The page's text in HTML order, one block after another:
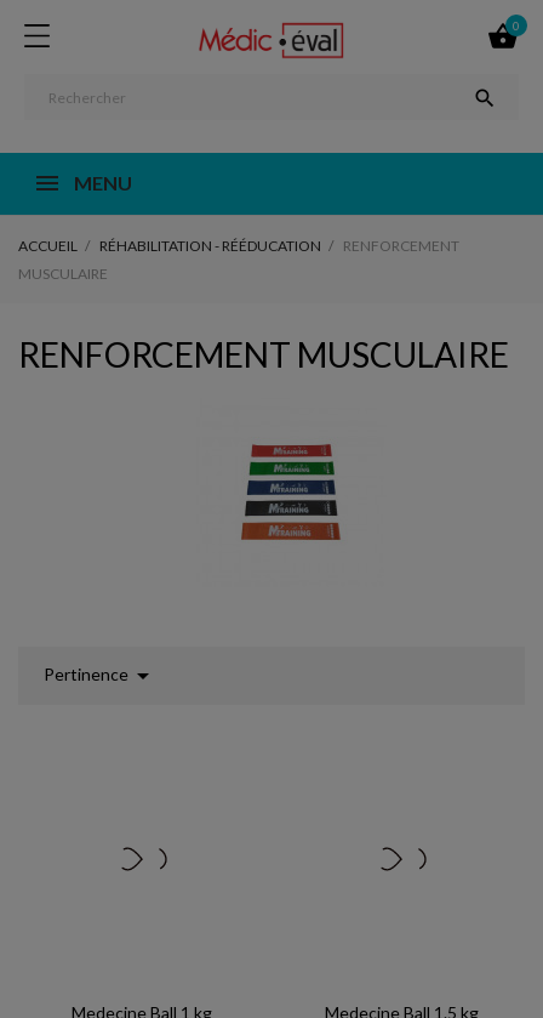

0

MENU
ACCUEIL RÉHABILITATION - RÉÉDUCATION
RENFORCEMENT
MUSCULAIRE
RENFORCEMENT MUSCULAIRE
Pertinence 
Medecine Ball 1 kg Medecine Ball 1.5 kg